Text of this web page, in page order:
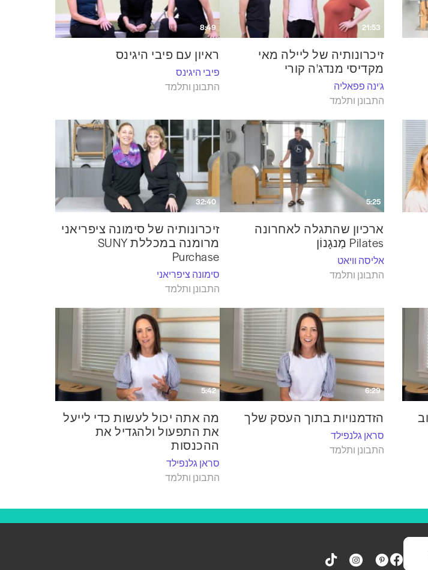
21:53
זיכרונותיה של ליילה מאי
מקדיסי מנדג'ה קורי
ג'ינה פפאליה
התבונן ותלמד
8:49
ראיון עם פיבי היגינס
פיבי היגינס
התבונן ותלמד
5:25
ארכיון שהתגלה לאחרונה
Pilates מַנגָנוֹן
אליסה וויאט
התבונן ותלמד
32:40
זיכרונותיה של סימונה ציפריאני
מרומנה במכללת SUNY
Purchase
סימונה ציפריאני
התבונן ותלמד
6:29
הזדמנויות בתוך העסק שלך
סראן גלנפילד
התבונן ותלמד
5:42
מה אתה יכול לעשות כדי לייעל
את התפעול ולהגדיל את
ההכנסות
סראן גלנפילד
התבונן ותלמד